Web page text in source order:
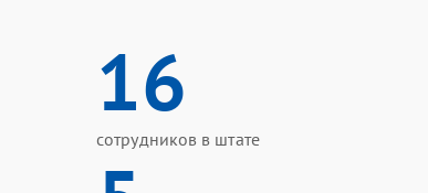
16
сотрудников в штате